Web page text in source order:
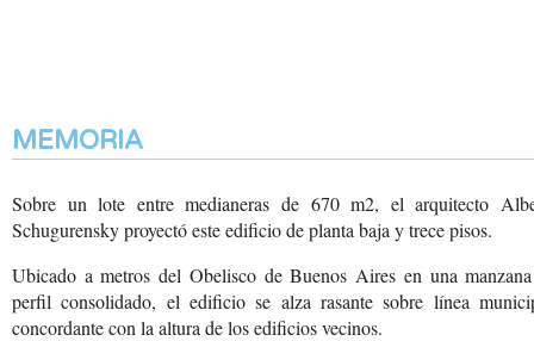
MEMORIA
Sobre un lote entre medianeras de 670 m2, el arquitecto
Schugurensky proyectó este edificio de planta baja y trece pisos.
Ubicado a metros del Obelisco de Buenos Aires en una
perfil consolidado, el edificio se alza rasante sobre línea
concordante con la altura de los edificios vecinos.